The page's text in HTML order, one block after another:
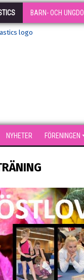
BARN- OCH
NYHETER FÖRENINGEN